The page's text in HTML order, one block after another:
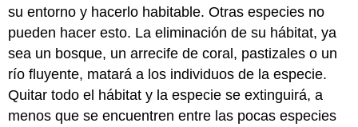
su entorno y hacerlo habitable. Otras especies no
pueden hacer esto. La eliminación de su hábitat, ya
sea un bosque, un arrecife de coral, pastizales o un
río fluyente, matará a los individuos de la especie.
Quitar todo el hábitat y la especie se extinguirá, a
menos que se encuentren entre las pocas especies